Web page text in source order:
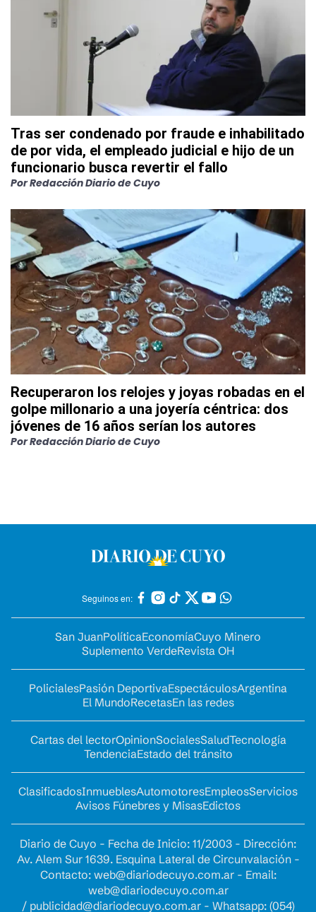
Tras ser condenado por fraude e inhabilitado
de por vida, el empleado judicial e hijo de un
funcionario busca revertir el fallo
PorRedacción Diario de Cuyo
Recuperaron los relojes y joyas robadas en el
golpe millonario a una joyería céntrica: dos
jóvenes de 16 años serían los autores
PorRedacción Diario de Cuyo
Seguinos en:
San JuanPolíticaEconomíaCuyo Minero
Suplemento VerdeRevista OH
PolicialesPasión DeportivaEspectáculosArgentina
El MundoRecetasEn las redes
Cartas del lectorOpinionSocialesSaludTecnología
TendenciaEstado del tránsito
ClasificadosInmueblesAutomotoresEmpleosServicios
Avisos Fúnebres y MisasEdictos
Diario de Cuyo - Fecha de Inicio: 11/2003 - Dirección:
Av. Alem Sur 1639. Esquina Lateral de Circunvalación -
Contacto: web@diariodecuyo.com.ar- Email:
web@diariodecuyo.com.ar
/ publicidad@diariodecuyo.com.ar- Whatsapp: (054)